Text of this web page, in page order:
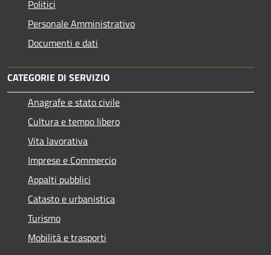
Politici
Personale Amministrativo
Documenti e dati
CATEGORIE DI SERVIZIO
Anagrafe e stato civile
Cultura e tempo libero
Vita lavorativa
Imprese e Commercio
Appalti pubblici
Catasto e urbanistica
Turismo
Mobilità e trasporti